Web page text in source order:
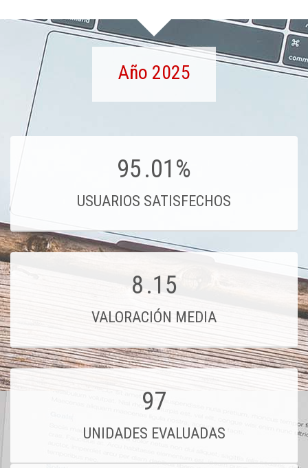
Año 2025
95.01%
USUARIOS SATISFECHOS
8.15
VALORACIÓN MEDIA
97
UNIDADES EVALUADAS